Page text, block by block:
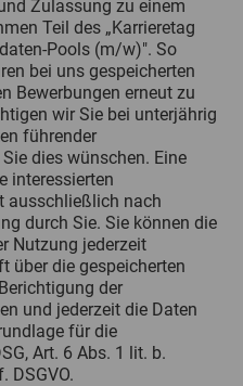
Zulassung zu einem
Teil des „Karrieretag
Pools (m/w)". So
bei uns gespeicherten
Bewerbungen erneut zu
wir Sie bei unterjährig
führender
dies wünschen. Eine
interessierten
ausschließlich nach
durch Sie. Sie können die
Nutzung jederzeit
über die gespeicherten
der
und jederzeit die Daten
für die
Art. 6 Abs. 1 lit. b.
DSGVO.